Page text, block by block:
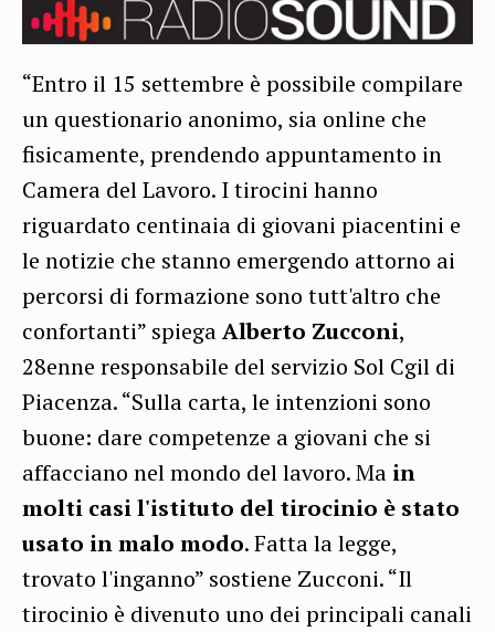
“Entro il 15 settembre è possibile compilare
un questionario anonimo, sia online che
fisicamente, prendendo appuntamento in
Camera del Lavoro. I tirocini hanno
riguardato centinaia di giovani piacentini e
le notizie che stanno emergendo attorno ai
percorsi di formazione sono tutt'altro che
confortanti” spiegaAlberto Zucconi,
28enne responsabile del servizio Sol Cgil di
Piacenza. “Sulla carta, le intenzioni sono
buone: dare competenze a giovani che si
affacciano nel mondo del lavoro. Ma in
molti casi l'istituto del tirocinio è stato
usato in malo modo. Fatta la legge,
trovato l'inganno” sostiene Zucconi. “Il
tirocinio è divenuto uno dei principali canali